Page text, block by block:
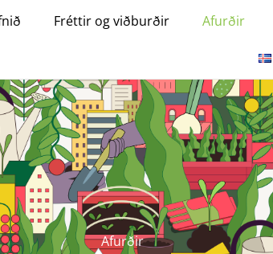
Fréttir og viðburðir Afurðir
Afurðir